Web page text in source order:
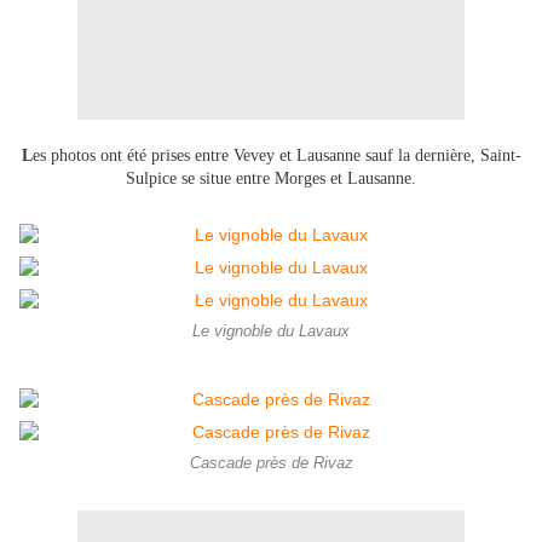
Les photos ont été prises entre Vevey et Lausanne sauf la dernière, Saint-
Sulpice se situe entre Morges et Lausanne.
Le vignoble du Lavaux
Cascade près de Rivaz